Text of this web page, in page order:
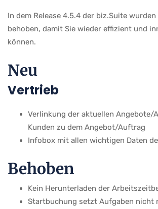
In dem Release 4.5.4 der biz.Suite wurden
behoben, damit Sie wieder effizient und
können.
Neu
Vertrieb
Verlinkung der aktuellen Angebote/
Kunden zu dem Angebot/Auftrag
Infobox mit allen wichtigen Daten
Behoben
Kein Herunterladen der
Startbuchung setzt Aufgaben nicht